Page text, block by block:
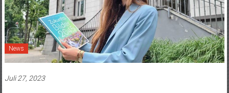
News
Juli 27, 2023